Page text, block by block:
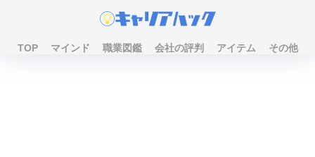
TOP マインド 職業図鑑 会社の評判 アイテム その他